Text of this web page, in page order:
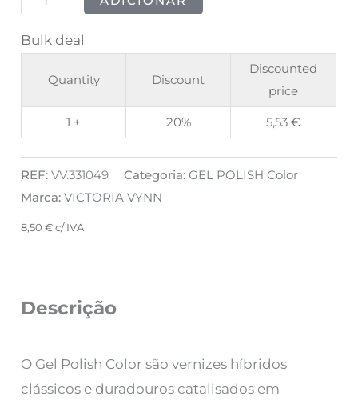
Sapphire
Bulk deal
Quantity Discount
Discounted
price
1 + 20% 5,53€
REF:VV.331049 Categoria:GEL POLISH Color
Marca:VICTORIA VYNN
8,50€ c/ IVA
Descrição
O Gel Polish Color são vernizes híbridos
clássicos e duradouros catalisados em